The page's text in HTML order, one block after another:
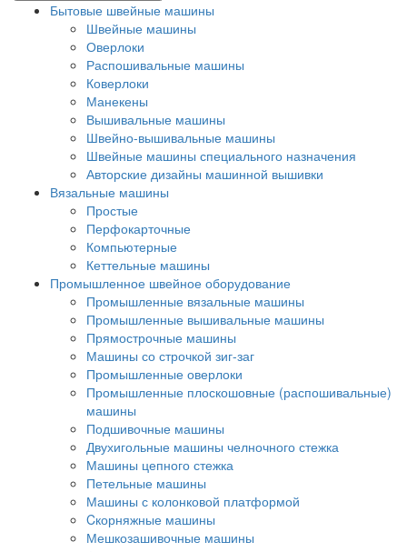
Бытовые швейные машины
Швейные машины
Оверлоки
Распошивальные машины
Коверлоки
Манекены
Вышивальные машины
Швейно-вышивальные машины
Швейные машины специального назначения
Авторские дизайны машинной вышивки
Вязальные машины
Простые
Перфокарточные
Компьютерные
Кеттельные машины
Промышленное швейное оборудование
Промышленные вязальные машины
Промышленные вышивальные машины
Прямострочные машины
Машины со строчкой зиг-заг
Промышленные оверлоки
Промышленные плоскошовные (распошивальные)
машины
Подшивочные машины
Двухигольные машины челночного стежка
Машины цепного стежка
Петельные машины
Машины с колонковой платформой
Cкорняжные машины
Мешкозашивочные машины